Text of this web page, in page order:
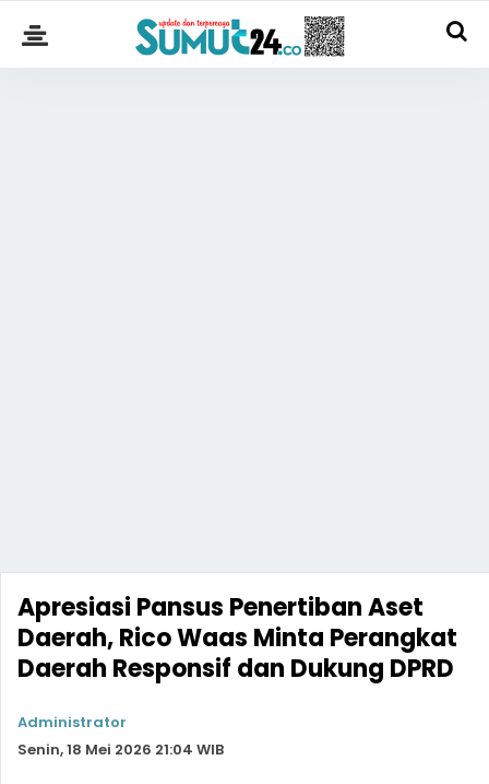
Apresiasi Pansus Penertiban Aset
Daerah, Rico Waas Minta Perangkat
Daerah Responsif dan Dukung DPRD
Administrator
Senin, 18 Mei 2026 21:04 WIB